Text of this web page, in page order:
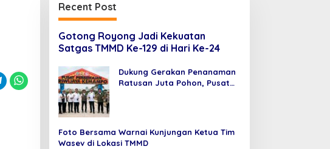
Recent Post
Gotong Royong Jadi Kekuatan
Satgas TMMD Ke-129 di Hari Ke-24
Dukung Gerakan Penanaman
Ratusan Juta Pohon, Pusat
Foto Bersama Warnai Kunjungan Ketua Tim
Wasev di Lokasi TMMD